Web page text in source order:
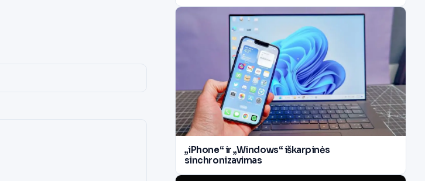
„iPhone“ ir „Windows“ iškarpinės
sinchronizavimas